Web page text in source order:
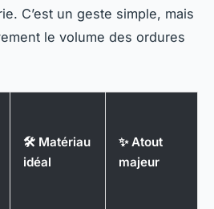
C’est un geste simple, mais
le volume des ordures
🛠️ Matériau
idéal
✨ Atout
majeur